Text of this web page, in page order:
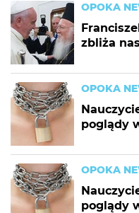
OPOKA
zbliża
OPOKA
poglądy
OPOKA
poglądy